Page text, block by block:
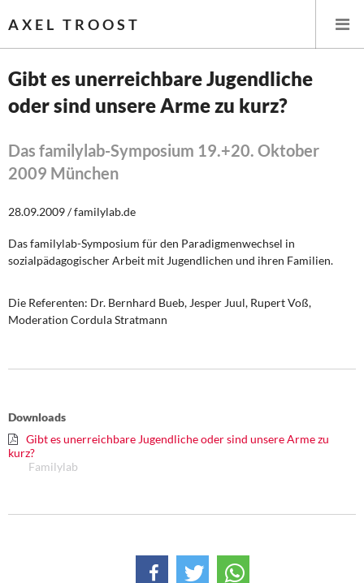
AXEL TROOST
Startseite
Themen
Steuer- und Finanzpolitik
Öffentliche Infrastruktur und Daseinsvorsorge
DIE LINKE
Weitere Themen
Memo-Gruppe
Gibt es unerreichbare Jugendliche
oder sind unsere Arme zu kurz?
Das familylab-Symposium 19.+20. Oktober
2009 München
28.09.2009 / familylab.de
Das familylab-Symposium für den Paradigmenwechsel in
sozialpädagogischer Arbeit mit Jugendlichen und ihren Familien.
Die Referenten: Dr. Bernhard Bueb, Jesper Juul, Rupert Voß,
Moderation Cordula Stratmann
Downloads
Gibt es unerreichbare Jugendliche oder sind unsere Arme zu
kurz?
Familylab